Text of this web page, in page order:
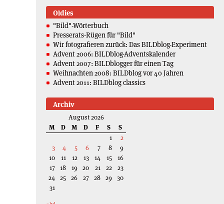
Oldies
"Bild"-Wörterbuch
Presserats-Rügen für "Bild"
Wir fotografieren zurück: Das BILDblog-Experiment
Advent 2006: BILDblog-Adventskalender
Advent 2007: BILDblogger für einen Tag
Weihnachten 2008: BILDblog vor 40 Jahren
Advent 2011: BILDblog classics
Archiv
August 2026
M
D M D F S
S
1
2
3
4 5 6 7 8
9
10
11 12 13 14 15
16
17 18 19 20 21 22
23
24 25 26 27 28 29 30
31